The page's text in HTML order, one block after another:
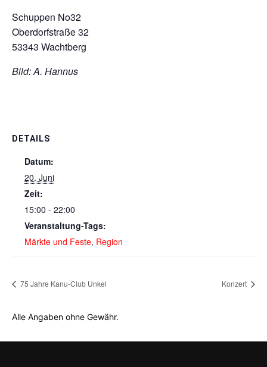
Schuppen No32
Oberdorfstraße 32
53343 Wachtberg
Bild: A. Hannus
DETAILS
Datum:
20. Juni
Zeit:
15:00 - 22:00
Veranstaltung-Tags:
Märkte und Feste, Region
75 Jahre Kanu-Club Unkel Konzert
Alle Angaben ohne Gewähr.